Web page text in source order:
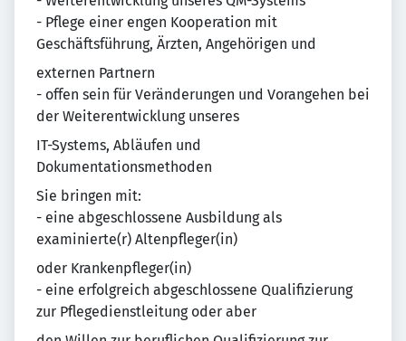
- Pflege einer engen Kooperation mit
Geschäftsführung, Ärzten, Angehörigen und
externen Partnern
- offen sein für Veränderungen und Vorangehen bei
der Weiterentwicklung unseres
IT-Systems, Abläufen und
Dokumentationsmethoden
Sie bringen mit:
- eine abgeschlossene Ausbildung als
examinierte(r) Altenpfleger(in)
oder Krankenpfleger(in)
- eine erfolgreich abgeschlossene Qualifizierung
zur Pflegedienstleitung oder aber